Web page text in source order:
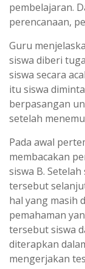
pembelajaran.
perencanaan,
Guru
siswa diberi
siswa secara
itu siswa
berpasangan
setelah
Pada awal
membacakan
siswa B.
tersebut
hal yang masih
pemahaman
tersebut siswa
diterapkan
mengerjakan